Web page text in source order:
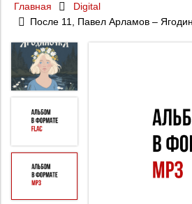
Главная
Digital
После 11, Павел Арламов –